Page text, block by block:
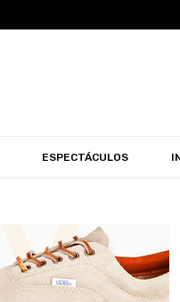
ESPECTÁCULOS